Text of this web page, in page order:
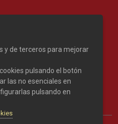
y de terceros para mejorar
pulsando el botón
las no esenciales en
pulsando en